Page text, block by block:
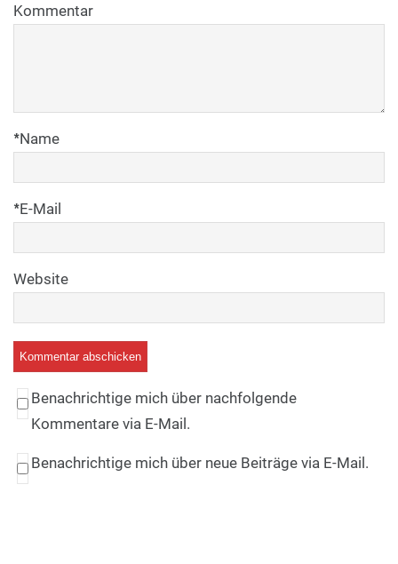
Kommentar
Name
*
E-Mail
*
Website
Benachrichtige mich über nachfolgende
Kommentare via E-Mail.
Benachrichtige mich über neue Beiträge via E-Mail.